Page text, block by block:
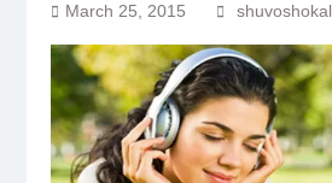
March 25, 2015 shuvoshokal